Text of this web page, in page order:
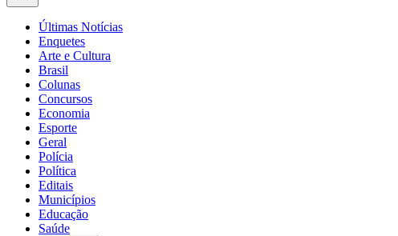
Últimas Notícias
Enquetes
Arte e Cultura
Brasil
Colunas
Concursos
Economia
Esporte
Geral
Polícia
Política
Editais
Municípios
Educação
Saúde